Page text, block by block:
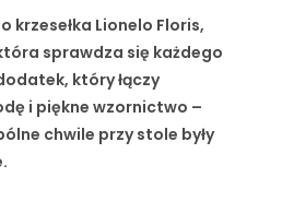
krzesełka Lionelo Floris,
sprawdza się każdego
który łączy
i piękne wzornictwo –
chwile przy stole były